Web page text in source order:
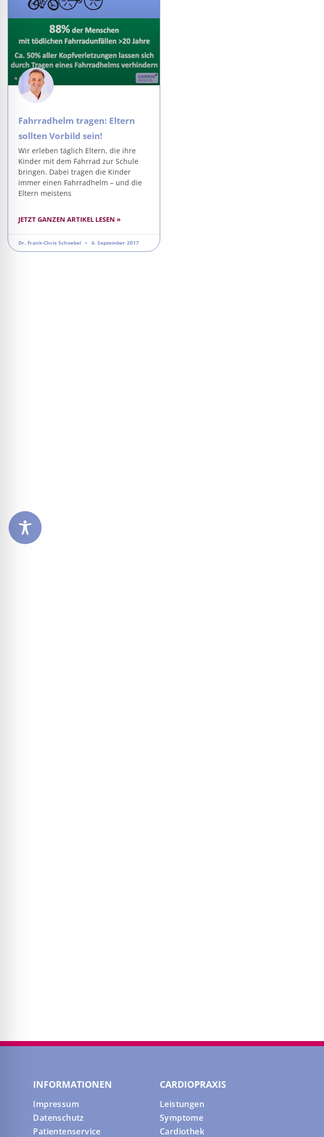
Fahrradhelm tragen: Eltern
sollten Vorbild sein!
Wir erleben täglich Eltern, die ihre
Kinder mit dem Fahrrad zur Schule
bringen. Dabei tragen die Kinder
immer einen Fahrradhelm – und die
Eltern meistens
JETZT GANZEN ARTIKEL LESEN »
Dr. Frank-Chris Schoebel 4. September 2017
INFORMATIONEN
Impressum
Datenschutz
Patientenservice
CARDIOPRAXIS
Leistungen
Symptome
Cardiothek